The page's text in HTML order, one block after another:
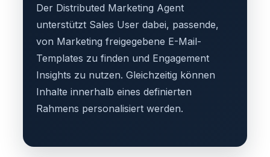
Der Distributed Marketing Agent
unterstützt Sales User dabei, passende,
von Marketing freigegebene E-Mail-
Templates zu finden und Engagement
Insights zu nutzen. Gleichzeitig können
Inhalte innerhalb eines definierten
Rahmens personalisiert werden.